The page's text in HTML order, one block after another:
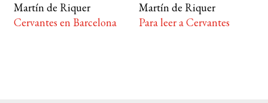
Martín de Riquer
Cervantes en Barcelona
Martín de Riquer
Para leer a Cervantes